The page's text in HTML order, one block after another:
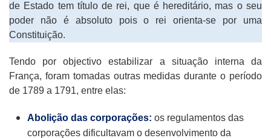
de Estado tem título de rei, que é hereditário, mas o seu
poder não é absoluto pois o rei orienta-se por uma
Constituição.
Tendo por objectivo estabilizar a situação interna da
França, foram tomadas outras medidas durante o período
de 1789 a 1791, entre elas:
Abolição das corporações: os regulamentos das
corporações dificultavam o desenvolvimento da